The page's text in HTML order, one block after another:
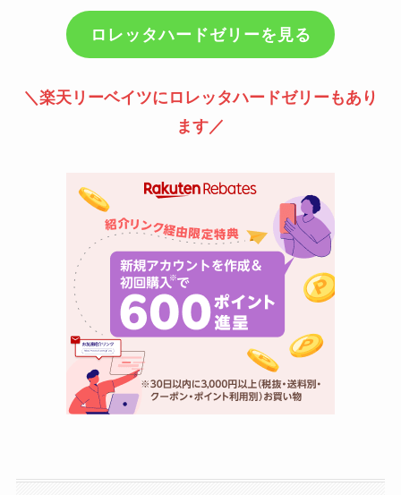
ロレッタハードゼリーを見る
＼楽天リーベイツにロレッタハードゼリーもあり
ます／